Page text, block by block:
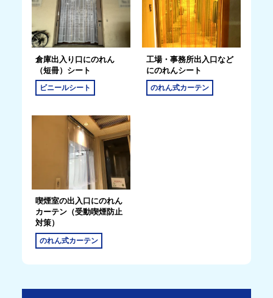
倉庫出入り口にのれん
（短冊）シート
ビニールシート
工場・事務所出入口など
にのれんシート
のれん式カーテン
喫煙室の出入口にのれん
カーテン（受動喫煙防止
対策）
のれん式カーテン